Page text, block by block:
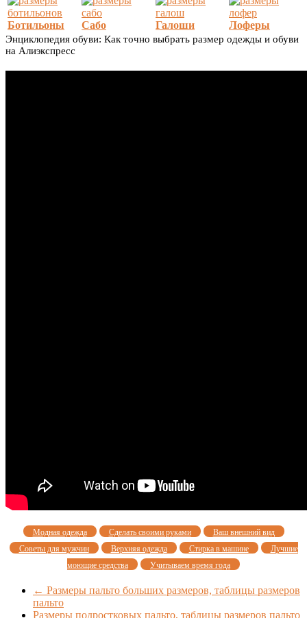
Ботильоны Сабо Галоши Лоферы
Энциклопедия обуви: Как точно выбрать размер одежды и обуви
на Алиэкспресс
Модная одежда Сделать своими руками
Ваш внешний вид
Советы для мужчин
Верхняя одежда Стирка в машине
Лучшие
моющие средства
Учитываем время года
← Размеры пальто больших размеров, таблицы размеров
пальто
Размеры подростковых пальто, таблицы размеров пальто